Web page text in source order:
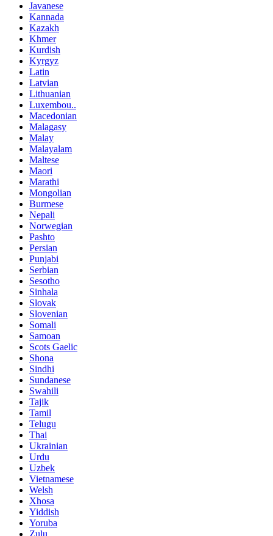
Javanese
Kannada
Kazakh
Khmer
Kurdish
Kyrgyz
Latin
Latvian
Lithuanian
Luxembou..
Macedonian
Malagasy
Malay
Malayalam
Maltese
Maori
Marathi
Mongolian
Burmese
Nepali
Norwegian
Pashto
Persian
Punjabi
Serbian
Sesotho
Sinhala
Slovak
Slovenian
Somali
Samoan
Scots Gaelic
Shona
Sindhi
Sundanese
Swahili
Tajik
Tamil
Telugu
Thai
Ukrainian
Urdu
Uzbek
Vietnamese
Welsh
Xhosa
Yiddish
Yoruba